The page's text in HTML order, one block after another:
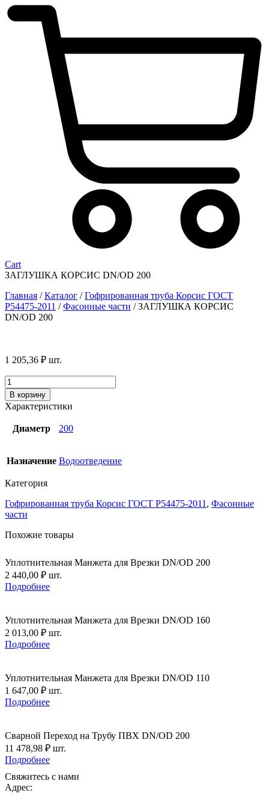
Cart
ЗАГЛУШКА КОРСИС DN/OD 200
Главная /Каталог /Гофрированная труба Корсис ГОСТ
P54475-2011 /Фасонные части /ЗАГЛУШКА КОРСИС
DN/OD 200
1 205,36 ₽ шт.
Количество
товара
ЗАГЛУШКА
КОРСИС
DN/OD
200
В корзину
Характеристики
Диаметр 200
Назначение Водоотведение
Категория
Гофрированная труба Корсис ГОСТ P54475-2011 , Фасонные
части
Похожие товары
Уплотнительная Манжета для Врезки DN/OD 200
2 440,00 ₽ шт.
Подробнее
Уплотнительная Манжета для Врезки DN/OD 160
2 013,00 ₽ шт.
Подробнее
Уплотнительная Манжета для Врезки DN/OD 110
1 647,00 ₽ шт.
Подробнее
Сварной Переход на Трубу ПВХ DN/OD 200
11 478,98 ₽ шт.
Подробнее
Свяжитесь с нами
Адрес: